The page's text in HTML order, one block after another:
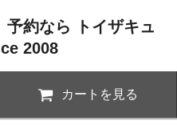
予約なら トイザキュ
2008
カートを見る